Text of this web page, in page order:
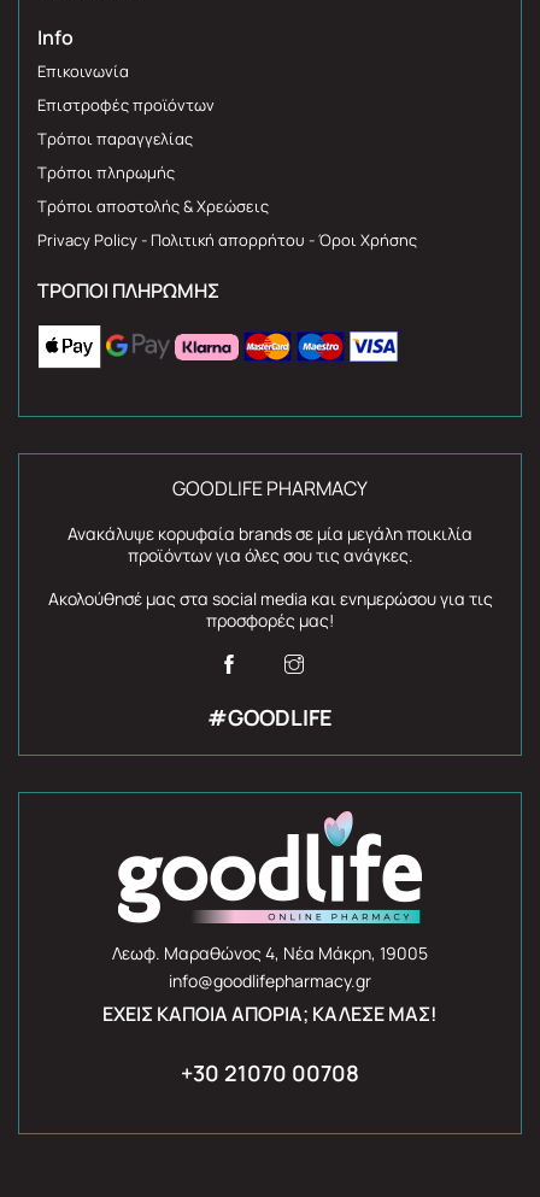
Info
Επικοινωνία
Επιστροφές προϊόντων
Τρόποι παραγγελίας
Τρόποι πληρωμής
Τρόποι αποστολής & Χρεώσεις
Privacy Policy - Πολιτική απορρήτου - Όροι Χρήσης
ΤΡΌΠΟΙ ΠΛΗΡΩΜΉΣ
GOODLIFE PHARMACY
Ανακάλυψε κορυφαία brands σε μία μεγάλη ποικιλία
προϊόντων για όλες σου τις ανάγκες.
Ακολούθησέ μας στα social media και ενημερώσου για τις
προσφορές μας!
#GOODLIFE
Λεωφ. Μαραθώνος 4, Νέα Μάκρη, 19005
info@goodlifepharmacy.gr
ΈΧΕΙΣ ΚΆΠΟΙΑ ΑΠΟΡΊΑ; ΚΆΛΕΣΈ ΜΑΣ!
+30 21070 00708